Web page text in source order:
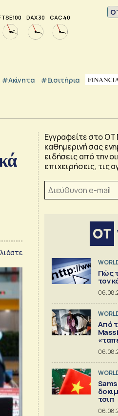
100 DAX 30 CAC 40
#Ακίνητα #εισιτήρια
Εγγραφείτε στο
καθημερινή σας
ειδήσεις από την
επιχειρήσεις, τις
Πώς
τον
Από
best
τσιπ